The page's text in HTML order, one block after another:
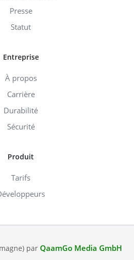
Presse
Statut
Entreprise
À propos
Carrière
Durabilité
Sécurité
Produit
Tarifs
par QaamGo Media GmbH